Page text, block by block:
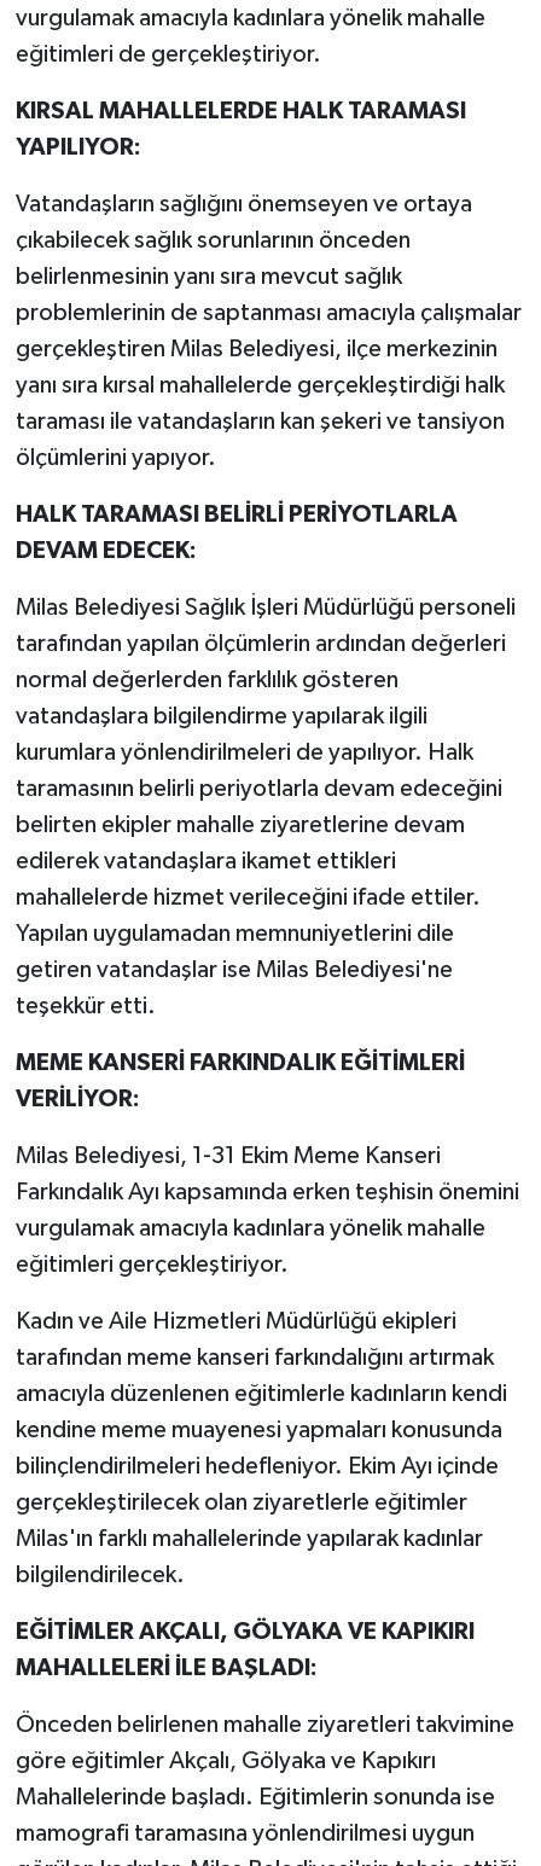
vurgulamak amacıyla kadınlara yönelik mahalle
eğitimleri de gerçekleştiriyor.
KIRSAL MAHALLELERDE HALK TARAMASI
YAPILIYOR:
Vatandaşların sağlığını önemseyen ve ortaya
çıkabilecek sağlık sorunlarının önceden
belirlenmesinin yanı sıra mevcut sağlık
problemlerinin de saptanması amacıyla çalışmalar
gerçekleştiren Milas Belediyesi, ilçe merkezinin
yanı sıra kırsal mahallelerde gerçekleştirdiği halk
taraması ile vatandaşların kan şekeri ve tansiyon
ölçümlerini yapıyor.
HALK TARAMASI BELİRLİ PERİYOTLARLA
DEVAM EDECEK:
Milas Belediyesi Sağlık İşleri Müdürlüğü personeli
tarafından yapılan ölçümlerin ardından değerleri
normal değerlerden farklılık gösteren
vatandaşlara bilgilendirme yapılarak ilgili
kurumlara yönlendirilmeleri de yapılıyor. Halk
taramasının belirli periyotlarla devam edeceğini
belirten ekipler mahalle ziyaretlerine devam
edilerek vatandaşlara ikamet ettikleri
mahallelerde hizmet verileceğini ifade ettiler.
Yapılan uygulamadan memnuniyetlerini dile
getiren vatandaşlar ise Milas Belediyesi'ne
teşekkür etti.
MEME KANSERİ FARKINDALIK EĞİTİMLERİ
VERİLİYOR:
Milas Belediyesi, 1-31 Ekim Meme Kanseri
Farkındalık Ayı kapsamında erken teşhisin önemini
vurgulamak amacıyla kadınlara yönelik mahalle
eğitimleri gerçekleştiriyor.
Kadın ve Aile Hizmetleri Müdürlüğü ekipleri
tarafından meme kanseri farkındalığını artırmak
amacıyla düzenlenen eğitimlerle kadınların kendi
kendine meme muayenesi yapmaları konusunda
bilinçlendirilmeleri hedefleniyor. Ekim Ayı içinde
gerçekleştirilecek olan ziyaretlerle eğitimler
Milas'ın farklı mahallelerinde yapılarak kadınlar
bilgilendirilecek.
EĞİTİMLER AKÇALI, GÖLYAKA VE KAPIKIRI
MAHALLELERİ İLE BAŞLADI:
Önceden belirlenen mahalle ziyaretleri takvimine
göre eğitimler Akçalı, Gölyaka ve Kapıkırı
Mahallelerinde başladı. Eğitimlerin sonunda ise
mamografi taramasına yönlendirilmesi uygun